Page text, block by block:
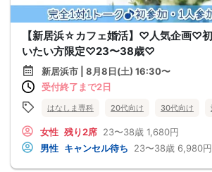
【新居浜☆カフェ婚活】♡人気企画♡
いたい方限定♡23〜38歳♡
新居浜市 | 8月8日(土) 16:30〜
受付終了まで2日
はなしま専科 20代向け 30代向け
女性 残り2席 23〜38歳 1,680円
男性 キャンセル待ち 23〜38歳 6,980円